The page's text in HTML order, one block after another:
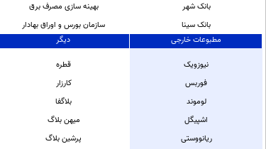
بانک شهر
بانک سینا
بهینه سازی مصرف برق
سازمان بورس و اوراق بهادار
مطبوعات خارجی
نیوزویک
فوربس
لوموند
اشپیگل
ریانووستی
ديگر
قطره
کارزار
بلاگفا
میهن بلاگ
پرشین بلاگ